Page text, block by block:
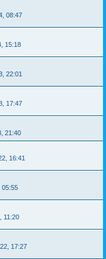
08:47
15:18
22:01
17:47
21:40
16:41
05:55
11:20
17:27